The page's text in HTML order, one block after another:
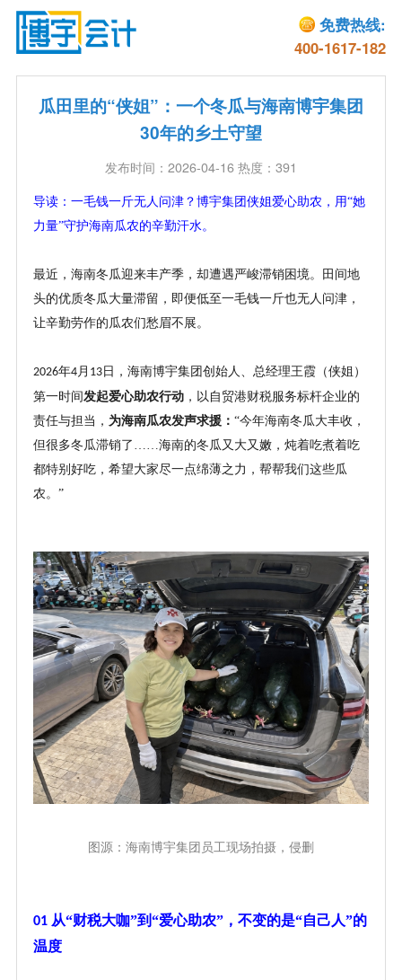
免费热线:
400-1617-182
瓜田里的“侠姐”：一个冬瓜与海南博宇集团
30年的乡土守望
发布时间：2026-04-16 热度：391
导读：一毛钱一斤无人问津？博宇集团 侠姐 爱心助农，用“她
力量”守护海南瓜农的辛勤汗水。
最近， 海南冬瓜迎来丰产季，却遭遇严峻滞销困境。田间地
头的优质冬瓜大量滞留，即便低至一毛钱一斤也无人问津，
让辛勤劳作的瓜农们愁眉不展。
2026年4月 13日， 海南博宇集团创始人、总经理王霞（侠姐 ）
第一时间发起爱心助农行动，以自贸港财税服务标杆企业的
责任与担当， 为海南瓜农发声求援： “今年海南冬瓜大丰收，
但很多冬瓜滞销了……海南的冬瓜又大又嫩，炖着吃煮着吃
都特别好吃，希望大家尽一点绵薄之力，帮帮我们这些瓜
农。”
图源：海南博宇集团员工现场拍摄，侵删
01 从“财税大咖”到“爱心助农”，不变的是“自己人”的
温度